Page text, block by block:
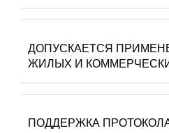
ДОПУСКАЕТСЯ
ЖИЛЫХ И
ПОДДЕРЖКА ПРОТОКОЛА